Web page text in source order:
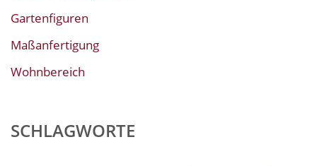
Gartenfiguren
Maßanfertigung
Wohnbereich
SCHLAGWORTE